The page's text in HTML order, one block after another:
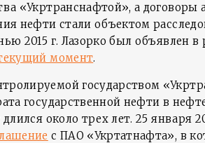
«Укртранснафтой», а договоры
нефти стали объектом
2015 г. Лазорко был объявлен в
момент.
государством
государственной нефти в
около трех лет. 25 января
с ПАО «Укртатнафта», в